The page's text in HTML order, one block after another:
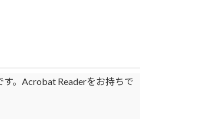
。Acrobat Readerをお持ちで